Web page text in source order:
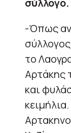
-Όπως
σύλλογος
το
Αρτάκης
και